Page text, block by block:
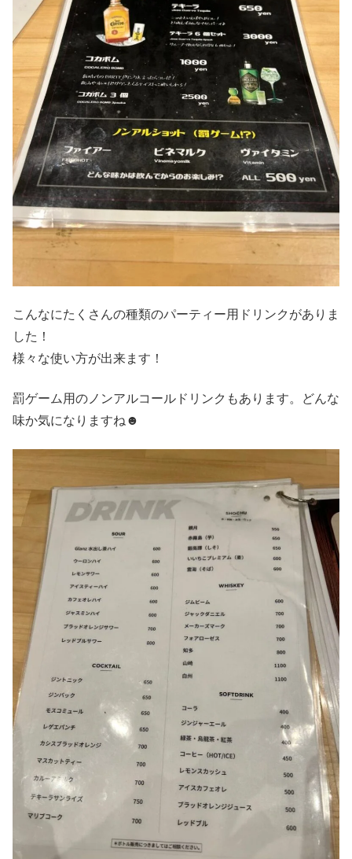
こんなにたくさんの種類のパーティー用ドリンクがありま
した！
様々な使い方が出来ます！
罰ゲーム用のノンアルコールドリンクもあります。どんな
味か気になりますね☻